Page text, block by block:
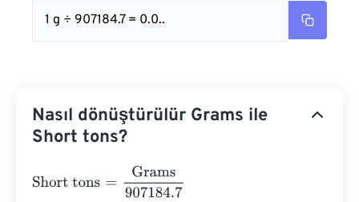
1 g ÷ 907184.7 = 0.0..
Nasıl dönüştürülür Grams ile
Short tons?
Short tons Grams907184.7